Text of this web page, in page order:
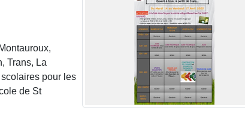
Trans, La
pour les
de St